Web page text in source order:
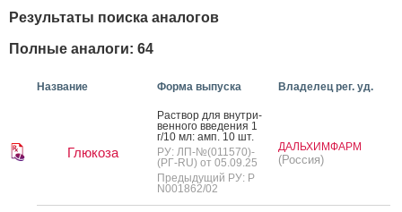
Результаты поиска аналогов
Полные аналоги: 64
Название Форма выпуска Владелец рег. уд.
Глюкоза
Рас­твор для внут­ри­
вен­но­го вве­дения 1
г/10 мл: амп. 10 шт.
РУ: ЛП-№(011570)-
(РГ-RU) от 05.09.25
Предыдущий РУ: Р
N001862/02
ДАЛЬХИМФАРМ
(Россия)